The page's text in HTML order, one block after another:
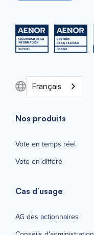
Français
Nos produits
Vote en temps réel
Vote en différé
Cas d’usage
AG des actionnaires